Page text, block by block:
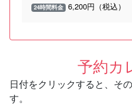
24時間料金 6,200円（税込）
予約カ
日付をクリックすると、そ
す。